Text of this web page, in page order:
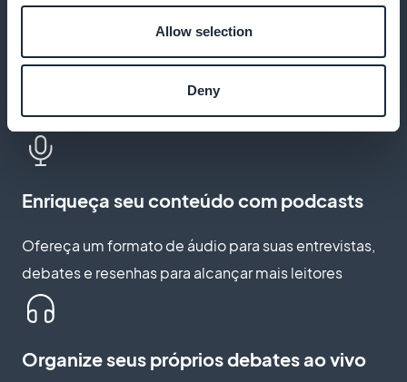
Allow selection
Deny
Distribua seus artigos com notificações
Notifique seus assinantes assim que um novo recurso
cultural estiver disponível em seu aplicativo
Enriqueça seu conteúdo com podcasts
Ofereça um formato de áudio para suas entrevistas,
debates e resenhas para alcançar mais leitores
Organize seus próprios debates ao vivo